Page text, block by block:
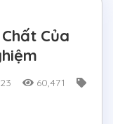
Của
60,471